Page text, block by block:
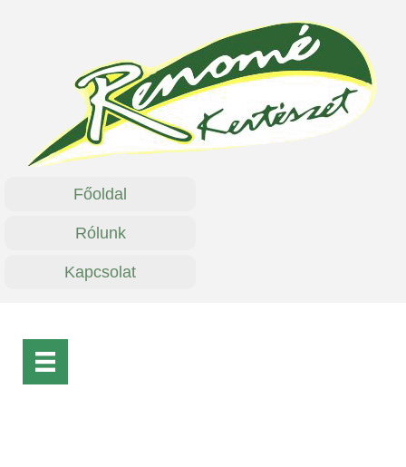
Főoldal
Rólunk
Kapcsolat